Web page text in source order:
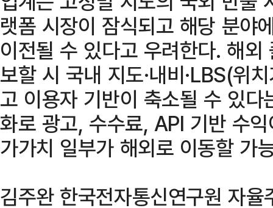
랫폼 시장이 잠식되고 해당 분야
이전될 수 있다고 우려한다. 해
보할 시 국내 지도·내비·LBS(위
고 이용자 기반이 축소될 수 있
화로 광고, 수수료, API 기반 수
가가치 일부가 해외로 이동할 가
김주완 한국전자통신연구원 자